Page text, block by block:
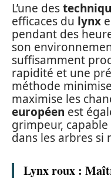
L’une des
efficaces du lynx
pendant des
son
suffisamment
rapidité et une
méthode
maximise les
européen est
grimpeur,
dans les arbres si
Lynx roux :